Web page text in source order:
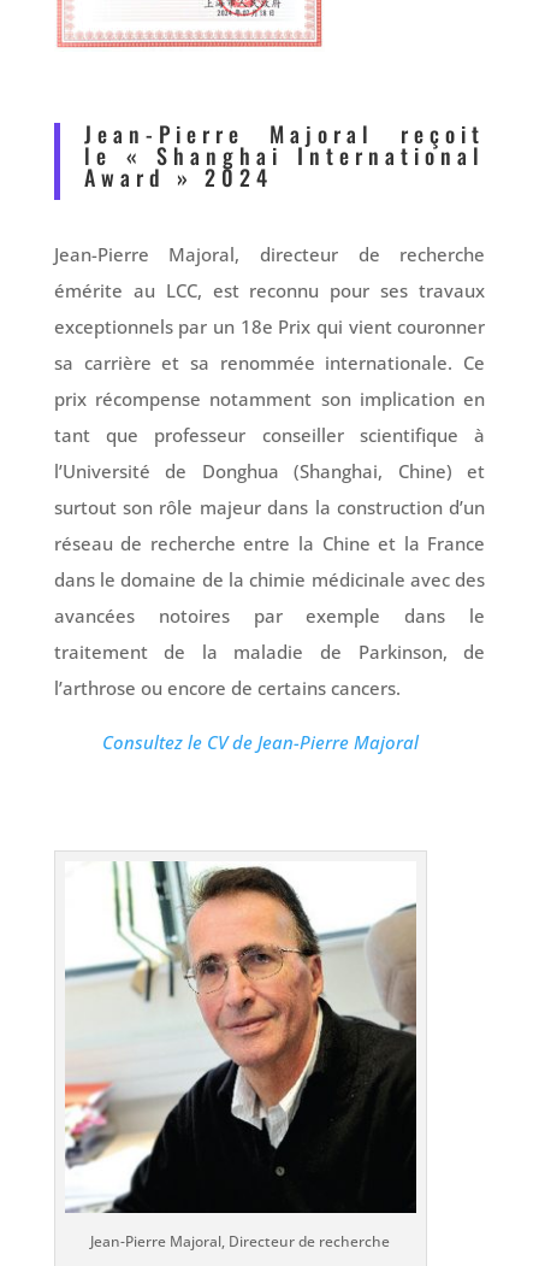
Jean-Pierre Majoral reçoit
le « Shanghai International
Award » 2024
Jean-Pierre Majoral, directeur de recherche
émérite au LCC, est reconnu pour ses travaux
exceptionnels par un 18e Prix qui vient couronner
sa carrière et sa renommée internationale. Ce
prix récompense notamment son implication en
tant que professeur conseiller scientifique à
l’Université de Donghua (Shanghai, Chine) et
surtout son rôle majeur dans la construction d’un
réseau de recherche entre la Chine et la France
dans le domaine de la chimie médicinale avec des
avancées notoires par exemple dans le
traitement de la maladie de Parkinson, de
l’arthrose ou encore de certains cancers.
Consultez le CV de Jean-Pierre Majoral
Jean-Pierre Majoral, Directeur de recherche